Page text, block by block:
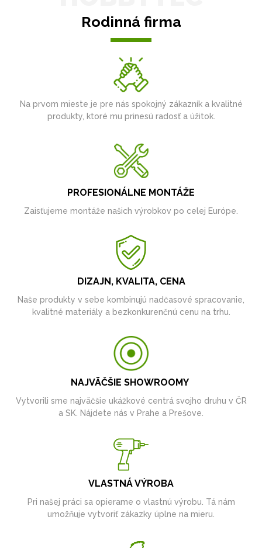
Rodinná firma
Na prvom mieste je pre nás spokojný zákazník a kvalitné
produkty, ktoré mu prinesú radosť a úžitok.
PROFESIONÁLNE MONTÁŽE
Zaisťujeme montáže našich výrobkov po celej Európe.
DIZAJN, KVALITA, CENA
Naše produkty v sebe kombinujú nadčasové spracovanie,
kvalitné materiály a bezkonkurenčnú cenu na trhu.
NAJVÄČŠIE SHOWROOMY
Vytvorili sme najväčšie ukážkové centrá svojho druhu v ČR
a SK. Nájdete nás v Prahe a Prešove.
VLASTNÁ VÝROBA
Pri našej práci sa opierame o vlastnú výrobu. Tá nám
umožňuje vytvoriť zákazky úplne na mieru.